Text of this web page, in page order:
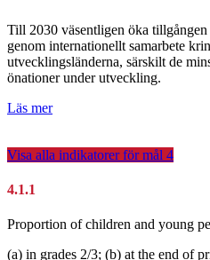
Till 2030 väsentligen öka
genom internationellt samarbete
utvecklingsländerna, särskilt de
önationer under utveckling.
Läs mer
Visa alla indikatorer för mål 4
4.1.1
Proportion of children and young
(a) in grades 2/3; (b) at the end of